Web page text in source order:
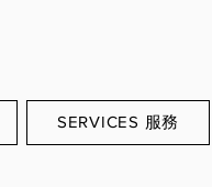
SERVICES 服務